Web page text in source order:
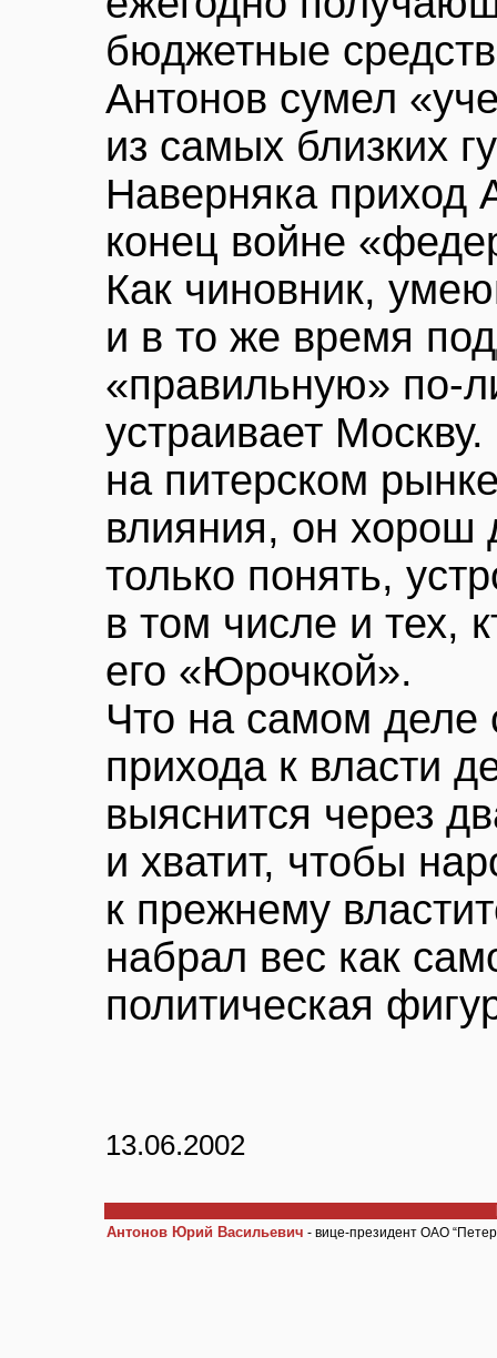
бюджетные
Антонов сумел
из самых близких
Наверняка приход
конец войне
Как чиновник,
и в то же время
«правильную» по-
устраивает
на питерском
влияния, он хорош
только понять,
в том числе и тех,
его «Юрочкой».
Что на самом деле
прихода к власти
выяснится через
и хватит, чтобы
к прежнему
набрал вес как
политическая
13.06.2002
Антонов Юрий Васильевич - вице-президент ОАО